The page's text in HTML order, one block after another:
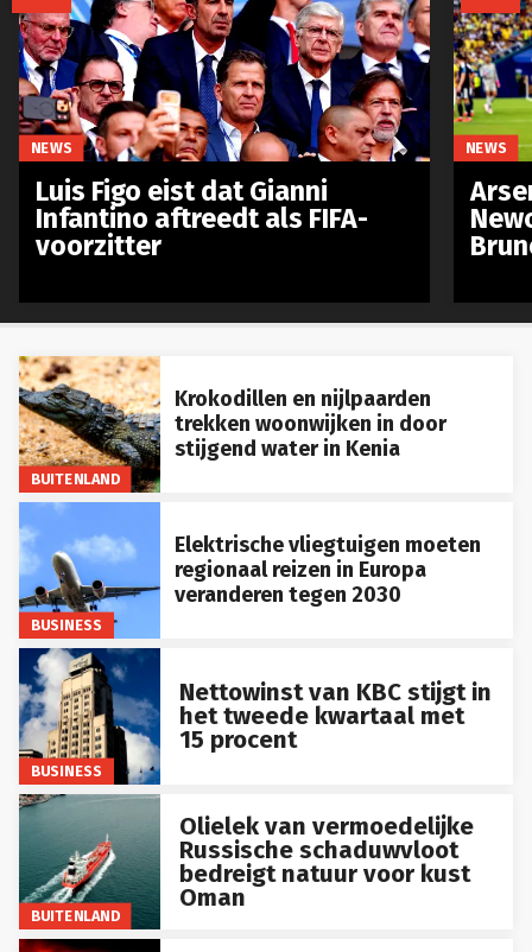
BUITENLAND
Krokodillen en nijlpaarden
trekken woonwijken in door
stijgend water in Kenia
BUSINESS
Elektrische vliegtuigen moeten
regionaal reizen in Europa
veranderen tegen 2030
BUSINESS
Nettowinst van KBC stijgt in
het tweede kwartaal met
15 procent
BUITENLAND
Olielek van vermoedelijke
Russische schaduwvloot
bedreigt natuur voor kust
Oman
NEWS
Luis Figo eist dat Gianni
Infantino aftreedt als FIFA-
voorzitter
NEWS